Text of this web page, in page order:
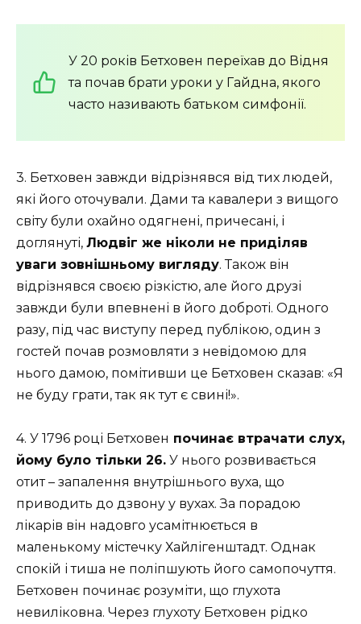
У 20 років Бетховен переїхав до Відня
та почав брати уроки у Гайдна, якого
часто називають батьком симфонії.
3. Бетховен завжди відрізнявся від тих людей,
які його оточували. Дами та кавалери з вищого
світу були охайно одягнені, причесані, і
доглянуті, Людвіг же ніколи не приділяв
уваги зовнішньому вигляду. Також він
відрізнявся своєю різкістю, але його друзі
завжди були впевнені в його доброті. Одного
разу, під час виступу перед публікою, один з
гостей почав розмовляти з невідомою для
нього дамою, помітивши це Бетховен сказав: «Я
не буду грати, так як тут є свині!».
4. У 1796 році Бетховен починає втрачати слух,
йому було тільки 26. У нього розвивається
отит – запалення внутрішнього вуха, що
приводить до дзвону у вухах. За порадою
лікарів він надовго усамітнюється в
маленькому містечку Хайлігенштадт. Однак
спокій і тиша не поліпшують його самопочуття.
Бетховен починає розуміти, що глухота
невиліковна. Через глухоту Бетховен рідко